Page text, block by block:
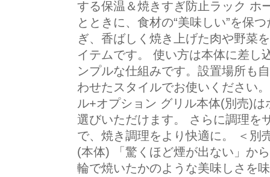
する保温＆焼きすぎ防止ラック ホ
とときに、食材の“美味しい”を保
ぎ、香ばしく焼き上げた肉や野菜
イテムです。 使い方は本体に差し
ンプルな仕組みです。設置場所も
わせたスタイルでお使いください
ル+オプション グリル本体(別売)
選びいただけます。 さらに調理を
で、焼き調理をより快適に。 ＜別
(本体) 「驚くほど煙が出ない」か
輪で焼いたかのような美味しさを